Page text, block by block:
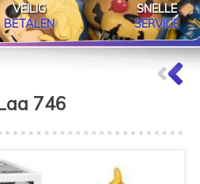
VEILIG
BETALEN
SNELLE
SERVICE
746